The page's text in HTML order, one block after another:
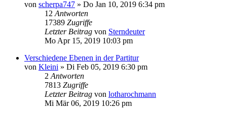
von scherpa747 » Do Jan 10, 2019 6:34 pm
12 Antworten
17389 Zugriffe
Letzter Beitrag von Sterndeuter
Mo Apr 15, 2019 10:03 pm
Verschiedene Ebenen in der Partitur
von Kleini » Di Feb 05, 2019 6:30 pm
2 Antworten
7813 Zugriffe
Letzter Beitrag von lotharochmann
Mi Mär 06, 2019 10:26 pm